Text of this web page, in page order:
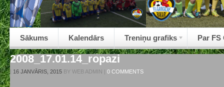
Sākums Kalendārs Treniņu grafiks Par FS
2008_17.01.14_ropazi
| 16 JANVĀRIS, 2015 BY WEB ADMIN | 0 COMMENTS